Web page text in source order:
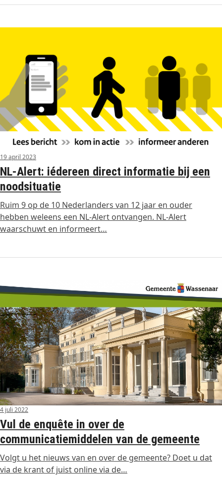
19 april 2023
NL-Alert: iédereen direct informatie bij een
noodsituatie
Ruim 9 op de 10 Nederlanders van 12 jaar en ouder
hebben weleens een NL-Alert ontvangen. NL-Alert
waarschuwt en informeert…
4 juli 2022
Vul de enquête in over de
communicatiemiddelen van de gemeente
Volgt u het nieuws van en over de gemeente? Doet u dat
via de krant of juist online via de…